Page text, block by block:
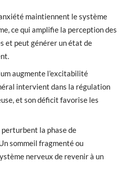
maintiennent le système
ce qui amplifie la perception des
et peut générer un état de
augmente l’excitabilité
intervient dans la régulation
et son déficit favorise les
la phase de
sommeil fragmenté ou
nerveux de revenir à un